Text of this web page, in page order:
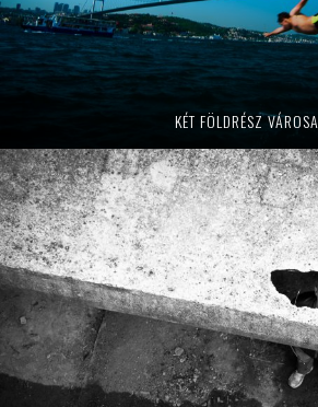
KÉT FÖLDRÉSZ VÁROSA